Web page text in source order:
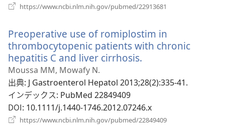
https://www.ncbi.nlm.nih.gov/pubmed/22913681
ブ
で
Preoperative use of romiplostim in
thrombocytopenic patients with chronic
hepatitis C and liver cirrhosis.
い
ブ
で
Moussa MM, Mowafy N.
出典‎: J Gastroenterol Hepatol 2013;28(2):335-41.
インデックス‎: PubMed 22849409
DOI‎: 10.1111/j.1440-1746.2012.07246.x
https://www.ncbi.nlm.nih.gov/pubmed/22849409